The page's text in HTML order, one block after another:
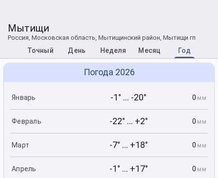
Мытищи
Россия, Московская область, Мытищинский район, Мытищи гп
Точный День Неделя Месяц Год
Погода 2026
Январь -1° ... -20° 0 мм
Февраль -22° ... +2° 0 мм
Март -7° ... +18° 0 мм
Апрель -1° ... +17° 0 мм